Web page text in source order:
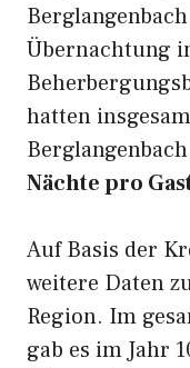
Übernachtung
hatten
Nächte pro
Auf Basis der
weitere Daten
Region. Im
gab es im Jahr